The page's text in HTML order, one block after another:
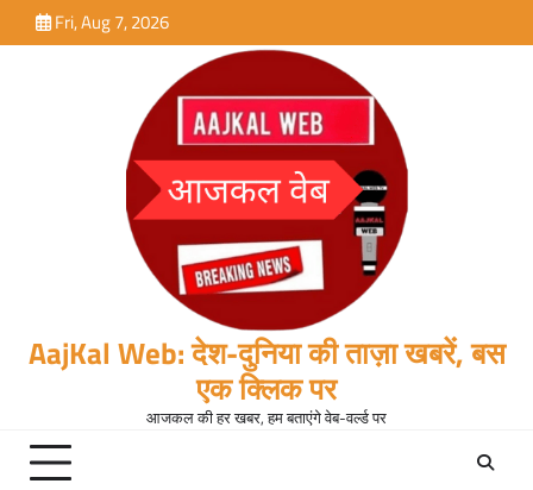
to
Fri, Aug 7, 2026
AajKal Web: देश-दुनिया की ताज़ा खबरें, बस
एक क्लिक पर
आजकल की हर खबर, हम बताएंगे वेब-वर्ल्ड पर